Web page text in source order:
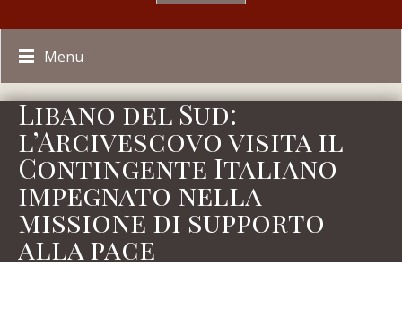
Menu
Libano del Sud:
l’Arcivescovo visita il
Contingente Italiano
impegnato nella
missione di supporto
alla pace